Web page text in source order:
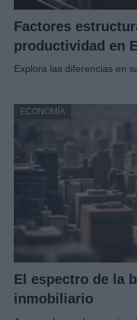
Factores
productividad en
Explora las diferencias en
ECONOMÍA
El espectro de la
inmobiliario